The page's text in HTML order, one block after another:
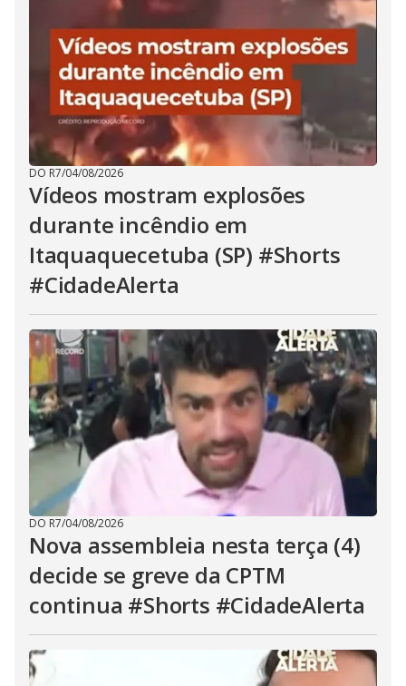
DO R7/04/08/2026
Vídeos mostram explosões
durante incêndio em
Itaquaquecetuba (SP) #Shorts
#CidadeAlerta
DO R7/04/08/2026
Nova assembleia nesta terça (4)
decide se greve da CPTM
continua #Shorts #CidadeAlerta